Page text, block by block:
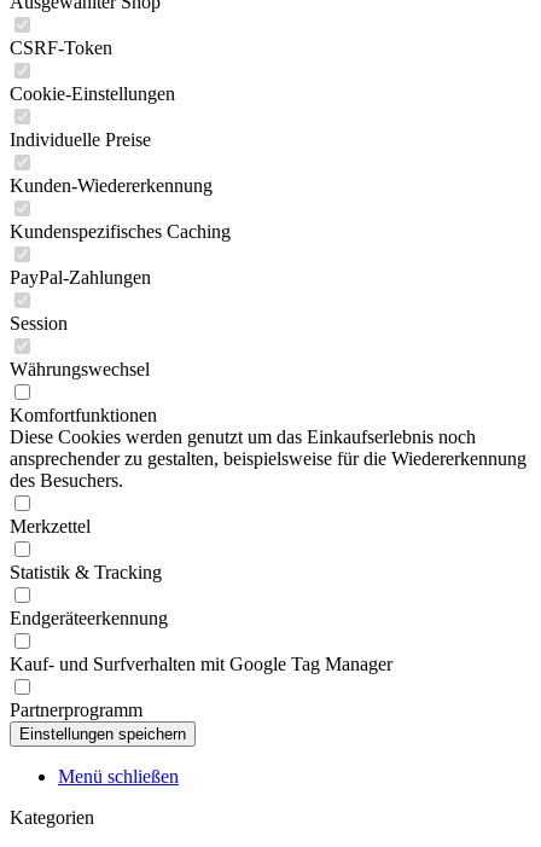
CSRF-Token
Cookie-Einstellungen
Individuelle Preise
Kunden-Wiedererkennung
Kundenspezifisches Caching
PayPal-Zahlungen
Session
Währungswechsel
Komfortfunktionen
Diese Cookies werden genutzt um das Einkaufserlebnis noch
ansprechender zu gestalten, beispielsweise für die Wiedererkennung
des Besuchers.
Merkzettel
Statistik & Tracking
Endgeräteerkennung
Kauf- und Surfverhalten mit Google Tag Manager
Partnerprogramm
Menü schließen
Kategorien